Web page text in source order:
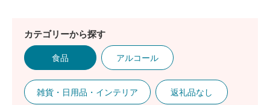
カテゴリーから探す
食品 アルコール
雑貨・日用品・インテリア 返礼品なし